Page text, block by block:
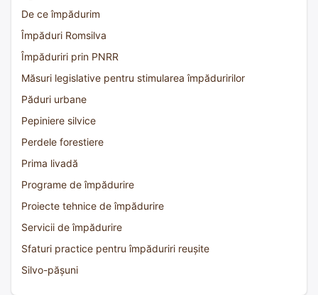
De ce împădurim
Împăduri Romsilva
Împăduriri prin PNRR
Măsuri legislative pentru stimularea împăduririlor
Păduri urbane
Pepiniere silvice
Perdele forestiere
Prima livadă
Programe de împădurire
Proiecte tehnice de împădurire
Servicii de împădurire
Sfaturi practice pentru împăduriri reușite
Silvo-pășuni